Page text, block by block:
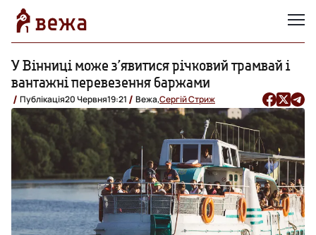
У Вінниці може з’явитися річковий трамвай і
вантажні перевезення баржами
Публікація20 Червня19:21 Вежа,Сергій Стриж